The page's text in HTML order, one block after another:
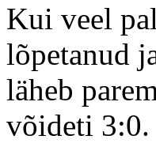
Kui veel
lõpetanud
läheb
võideti 3:0.